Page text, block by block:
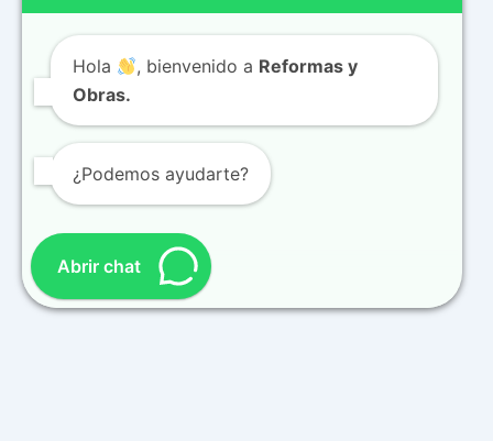
Hola , bienvenido a Reformas y
Obras.
¿Podemos ayudarte?
Abrir chat